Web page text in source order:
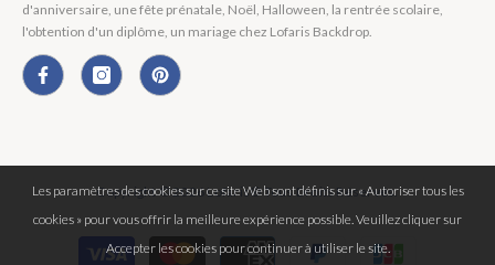
d'anniversaire, une fête prénatale, Noël, Halloween, la rentrée scolaire,
l'obtention d'un diplôme, un mariage chez Lofaris Backdrop.
Copyright © 2026 Lofaris® Tous Droits Réservés.
Moyens
Les paramètres des cookies sur ce site Web sont définis sur « Autoriser tous les
cookies » pour vous offrir la meilleure expérience possible. Veuillez cliquer sur
Accepter les cookies pour continuer à utiliser le site.